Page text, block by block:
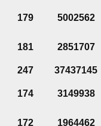
179 5002562
181 2851707
247
37437145
174 3149938
172 1964462